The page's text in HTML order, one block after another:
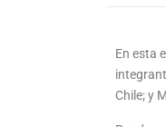
En esta
Chile; y